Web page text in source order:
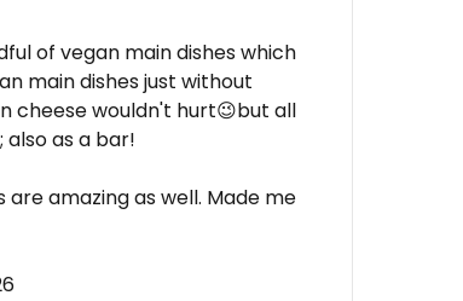
of vegan main dishes which
main dishes just without
cheese wouldn't hurt😉but all
as a bar!
amazing as well. Made me